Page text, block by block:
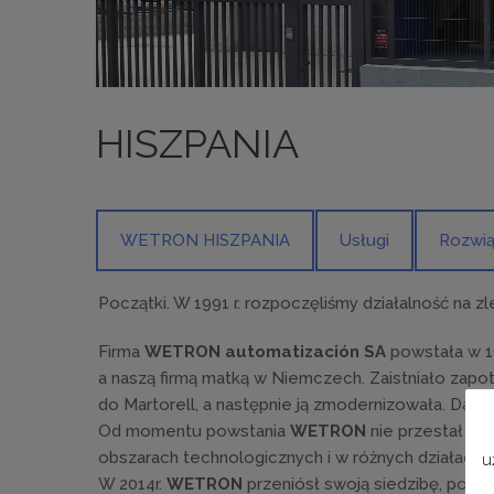
HISZPANIA
WETRON HISZPANIA Usługi
Początki. W 1991 r. rozpoczęliśmy działalność na
Firma WETRON automatización SA powstała w
a naszą firmą matką w Niemczech. Zaistniało
do Martorell, a następnie ją zmodernizowała.
Od momentu powstania WETRON nie przestał
obszarach technologicznych i w różnych działach
W 2014r. WETRON przeniósł swoją siedzibę,